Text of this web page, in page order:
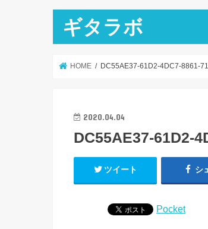
ギタラボ
HOME DC55AE37-61D2-4DC7-8861-
2020.04.04
DC55AE37-61D2-
ツイート シ
Pocket